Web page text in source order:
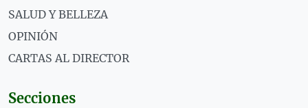
SALUD Y BELLEZA
OPINIÓN
CARTAS AL DIRECTOR
Secciones